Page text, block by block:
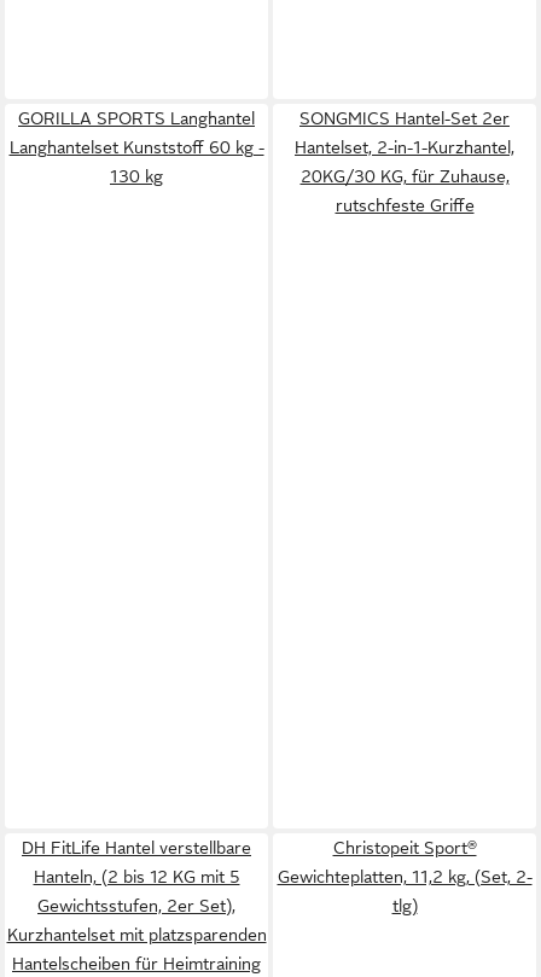
GORILLA SPORTS Langhantel
Langhantelset Kunststoff 60 kg -
130 kg
SONGMICS Hantel-Set 2er
Hantelset, 2-in-1-Kurzhantel,
20KG/30 KG, für Zuhause,
rutschfeste Griffe
DH FitLife Hantel verstellbare
Hanteln, (2 bis 12 KG mit 5
Gewichtsstufen, 2er Set),
Kurzhantelset mit platzsparenden
Hantelscheiben für Heimtraining
Christopeit Sport®
Gewichteplatten, 11,2 kg, (Set, 2-
tlg)